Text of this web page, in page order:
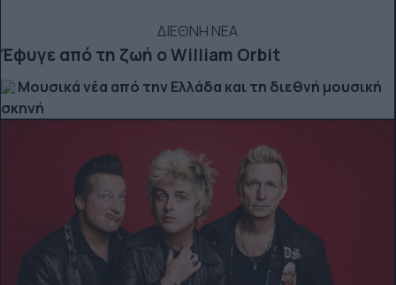
ΔΙΕΘΝΗ ΝΕΑ
Έφυγε από τη ζωή ο William Orbit
Μουσικά νέα από την Ελλάδα και τη διεθνή μουσική
σκηνή